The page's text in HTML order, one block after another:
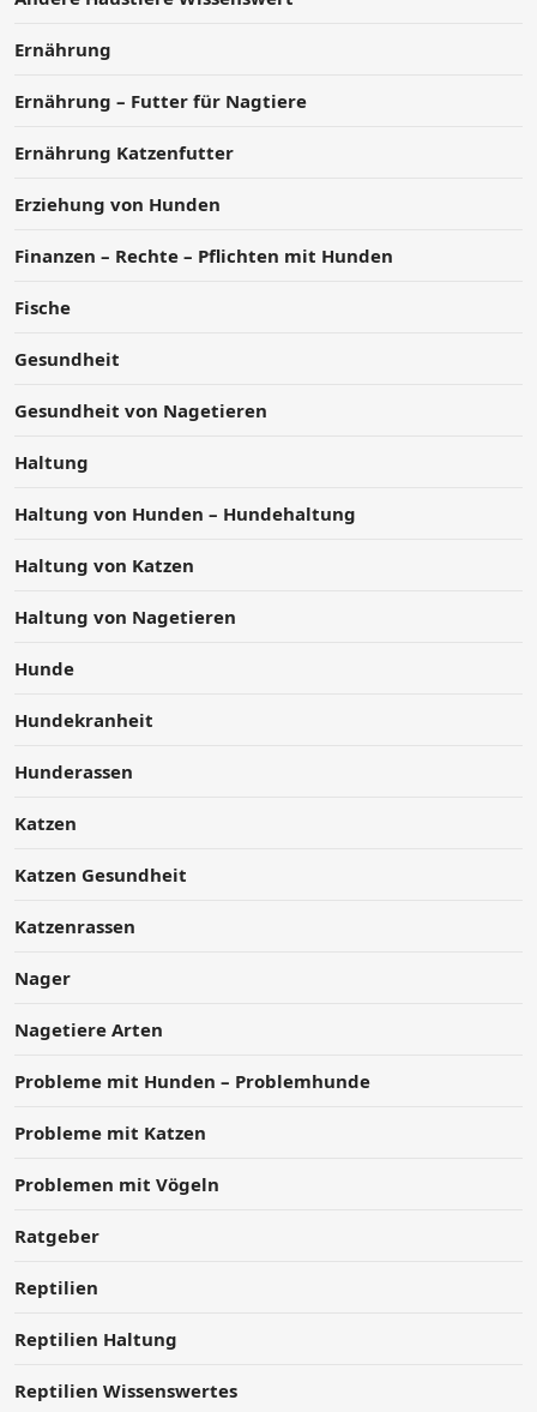
Ernährung
Ernährung – Futter für Nagtiere
Ernährung Katzenfutter
Erziehung von Hunden
Finanzen – Rechte – Pflichten mit Hunden
Fische
Gesundheit
Gesundheit von Nagetieren
Haltung
Haltung von Hunden – Hundehaltung
Haltung von Katzen
Haltung von Nagetieren
Hunde
Hundekranheit
Hunderassen
Katzen
Katzen Gesundheit
Katzenrassen
Nager
Nagetiere Arten
Probleme mit Hunden – Problemhunde
Probleme mit Katzen
Problemen mit Vögeln
Ratgeber
Reptilien
Reptilien Haltung
Reptilien Wissenswertes